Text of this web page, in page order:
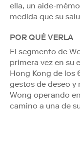
ella, un aide-
medida que su
POR QUÉ VERLA
El segmento de
primera vez en su
Hong Kong de los
gestos de deseo y
Wong operando
camino a una de